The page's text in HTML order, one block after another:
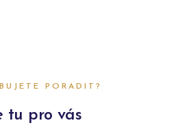
PORADIT?
tu pro vás